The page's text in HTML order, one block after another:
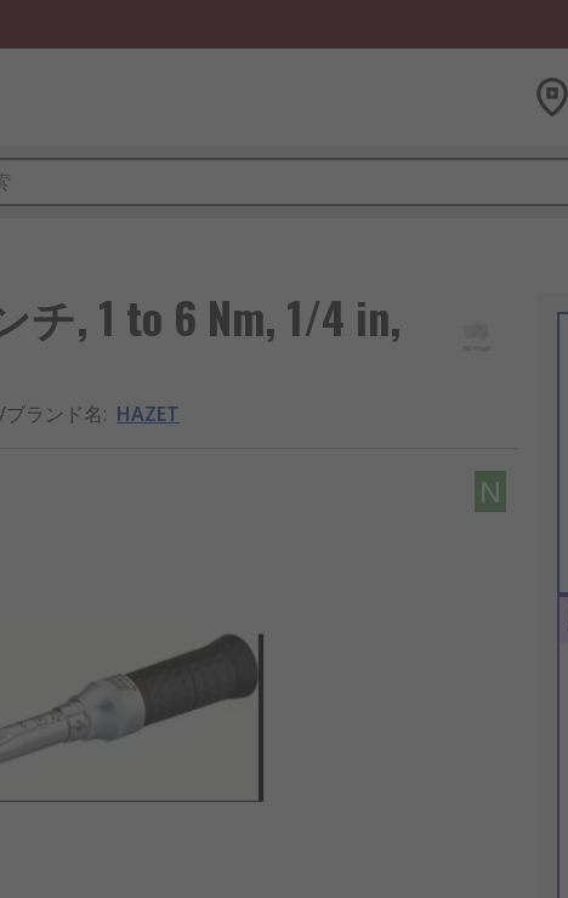
チ, 1 to 6 Nm, 1/4 in,
ランド名: HAZET
N